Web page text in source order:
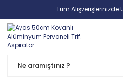
Tüm Alışverişlerinizde